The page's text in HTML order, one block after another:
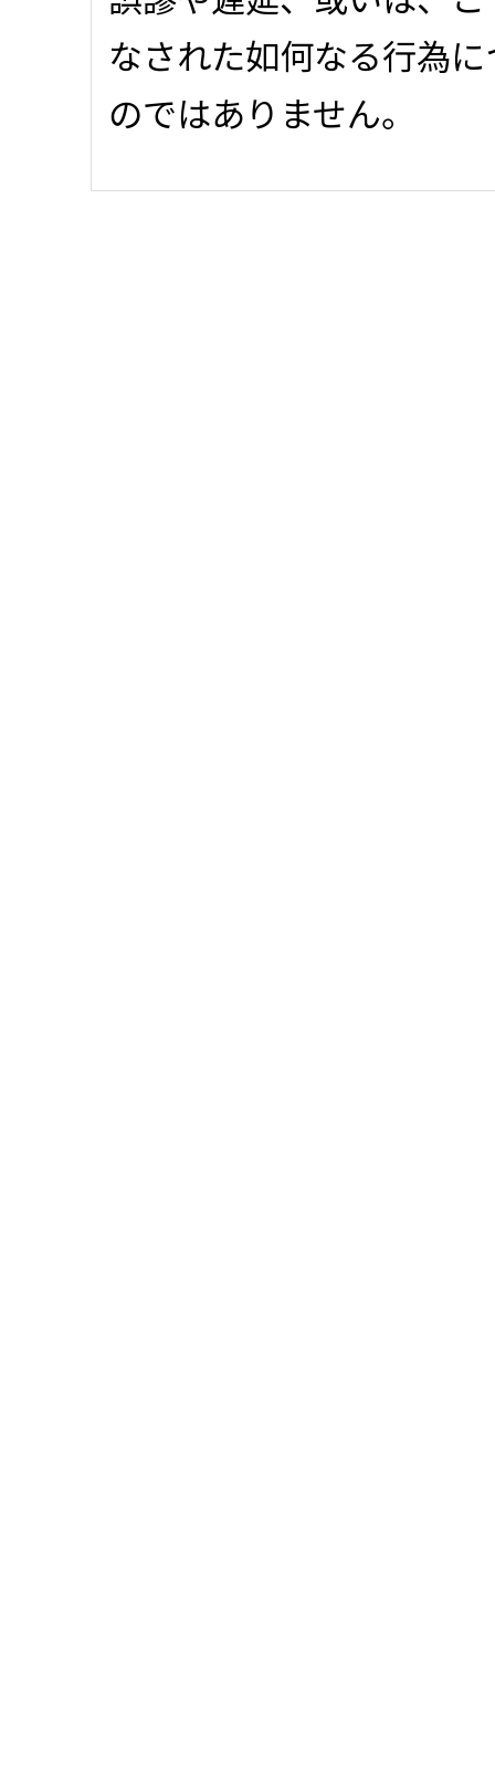
なされた如何なる行為
のではありません。